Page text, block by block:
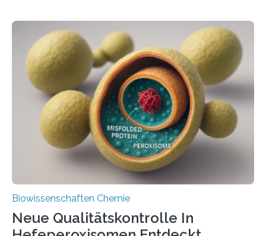
Biowissenschaften Chemie
Neue Qualitätskontrolle In